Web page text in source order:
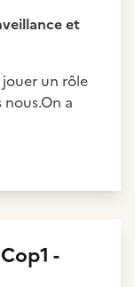
et
un rôle
a
Cop1 -